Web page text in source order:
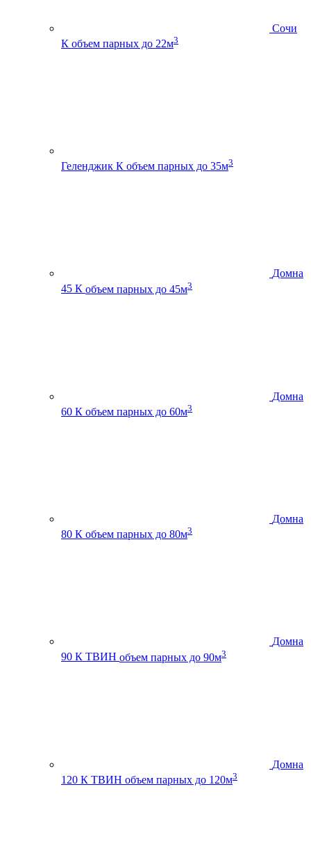
Сочи
К объем парных до 22м3
Геленджик К объем парных до 35м3
Домна
45 К объем парных до 45м3
Домна
60 К объем парных до 60м3
Домна
80 К объем парных до 80м3
Домна
90 К ТВИН объем парных до 90м3
Домна
120 К ТВИН объем парных до 120м3